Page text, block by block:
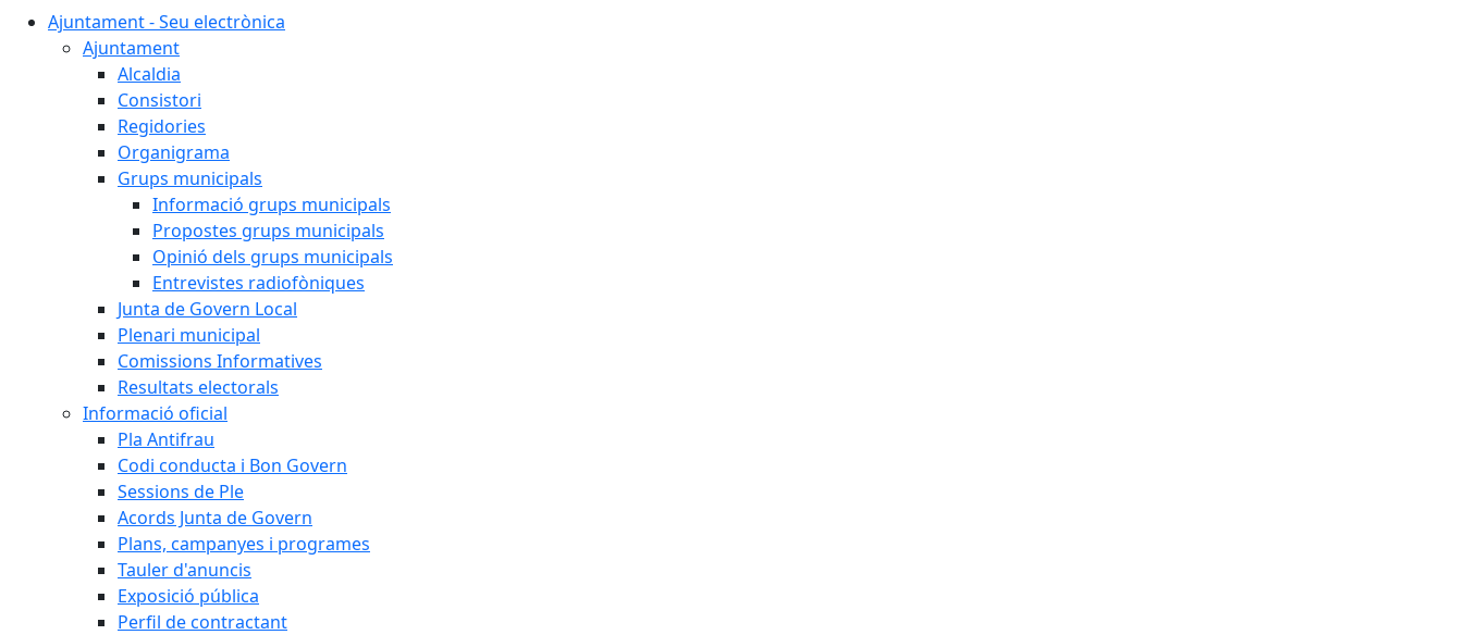
Ajuntament - Seu electrònica
Ajuntament
Alcaldia
Consistori
Regidories
Organigrama
Grups municipals
Informació grups municipals
Propostes grups municipals
Opinió dels grups municipals
Entrevistes radiofòniques
Junta de Govern Local
Plenari municipal
Comissions Informatives
Resultats electorals
Informació oficial
Pla Antifrau
Codi conducta i Bon Govern
Sessions de Ple
Acords Junta de Govern
Plans, campanyes i programes
Tauler d'anuncis
Exposició pública
Perfil de contractant